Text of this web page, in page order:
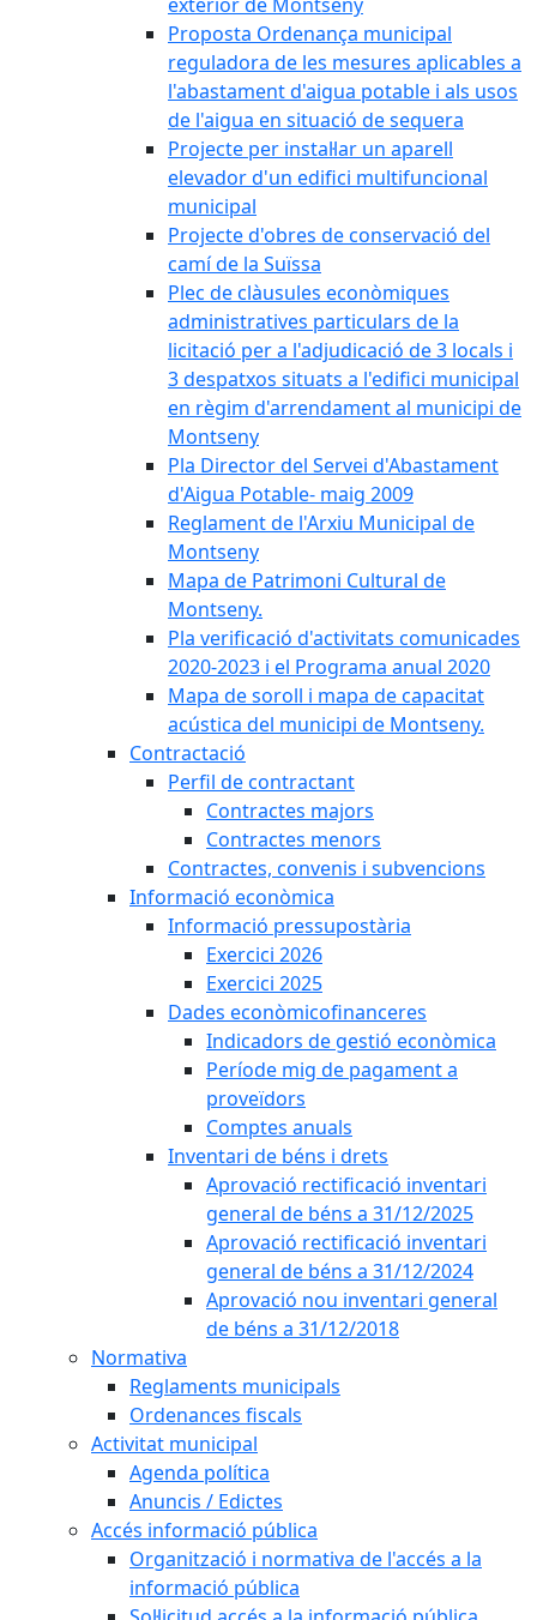
Proposta Ordenança municipal
reguladora de les mesures aplicables a
l'abastament d'aigua potable i als usos
de l'aigua en situació de sequera
Projecte per instal·lar un aparell
elevador d'un edifici multifuncional
municipal
Projecte d'obres de conservació del
camí de la Suïssa
Plec de clàusules econòmiques
administratives particulars de la
licitació per a l'adjudicació de 3 locals i
3 despatxos situats a l'edifici municipal
en règim d'arrendament al municipi de
Montseny
Pla Director del Servei d'Abastament
d'Aigua Potable- maig 2009
Reglament de l'Arxiu Municipal de
Montseny
Mapa de Patrimoni Cultural de
Montseny.
Pla verificació d'activitats comunicades
2020-2023 i el Programa anual 2020
Mapa de soroll i mapa de capacitat
acústica del municipi de Montseny.
Contractació
Perfil de contractant
Contractes majors
Contractes menors
Contractes, convenis i subvencions
Informació econòmica
Informació pressupostària
Exercici 2026
Exercici 2025
Dades econòmicofinanceres
Indicadors de gestió econòmica
Període mig de pagament a
proveïdors
Comptes anuals
Inventari de béns i drets
Aprovació rectificació inventari
general de béns a 31/12/2025
Aprovació rectificació inventari
general de béns a 31/12/2024
Aprovació nou inventari general
de béns a 31/12/2018
Normativa
Reglaments municipals
Ordenances fiscals
Activitat municipal
Agenda política
Anuncis / Edictes
Accés informació pública
Organització i normativa de l'accés a la
informació pública